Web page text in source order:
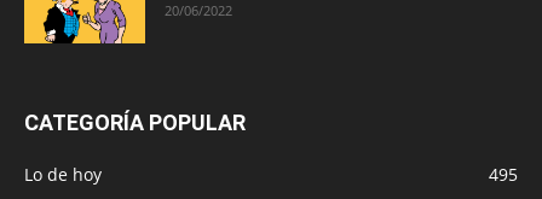
20/06/2022
CATEGORÍA POPULAR
Lo de hoy
495